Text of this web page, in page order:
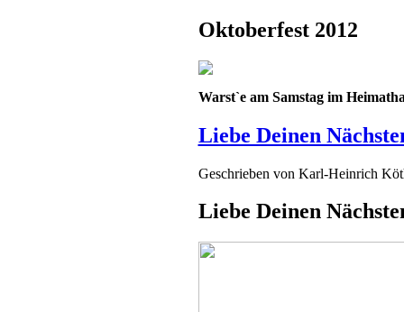
Oktoberfest 2012
Warst`e am Samstag im
Liebe Deinen
Geschrieben von Karl-Heinrich
Liebe Deinen